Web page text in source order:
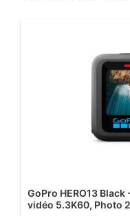
GoPro HERO13
vidéo 5.3K60, Photo